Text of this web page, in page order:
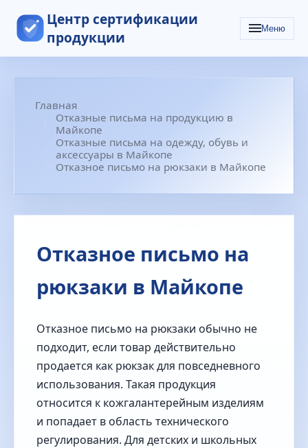
Центр сертификации
продукции
Меню
Главная
Отказные письма на продукцию в
Майкопе
Отказные письма на одежду, обувь и
аксессуары в Майкопе
Отказное письмо на рюкзаки в Майкопе
Отказное письмо на
рюкзаки в Майкопе
Отказное письмо на рюкзаки обычно не
подходит, если товар действительно
продается как рюкзак для повседневного
использования. Такая продукция
относится к кожгалантерейным изделиям
и попадает в область технического
регулирования. Для детских и школьных